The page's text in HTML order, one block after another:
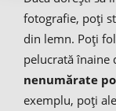
fotografie, poți
din lemn. Poți
pelucrată înaine
nenumărate
exemplu, poți